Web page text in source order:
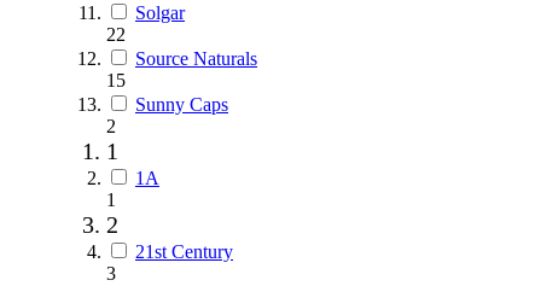
Solgar
22
Source Naturals
15
Sunny Caps
2
1
1A
1
2
21st Century
3